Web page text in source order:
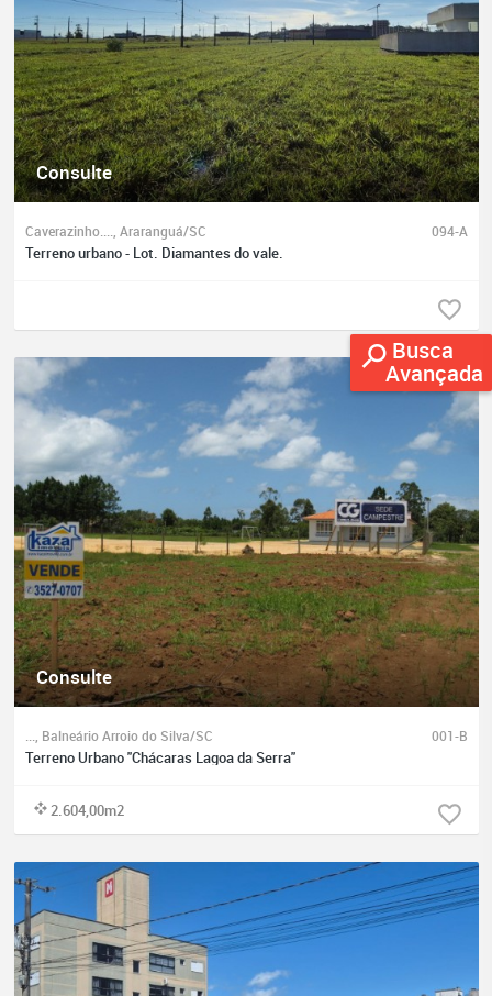
Consulte
Caverazinho...., Araranguá/SC 094-A
Terreno urbano - Lot. Diamantes do vale.
Consulte
..., Balneário Arroio do Silva/SC 001-B
Terreno Urbano "Chácaras Lagoa da Serra"
2.604,00m2
Busca
Avançada